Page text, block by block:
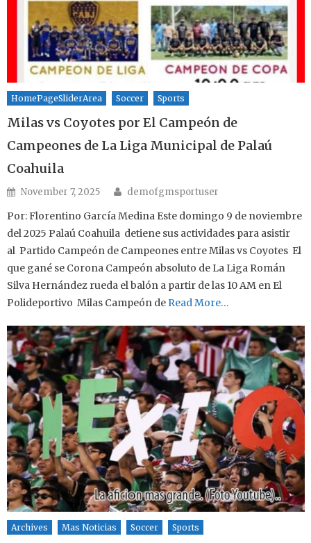
HomePageSliderArea Soccer Sports
Milas vs Coyotes por El Campeón de
Campeones de La Liga Municipal de Palaú
Coahuila
Posted on
November 7, 2025 Author
demofgmsportuser
Por: Florentino García Medina Este domingo 9 de noviembre
del 2025 Palaú Coahuila detiene sus actividades para asistir
al Partido Campeón de Campeones entre Milas vs Coyotes El
que gané se Corona Campeón absoluto de La Liga Román
Silva Hernández rueda el balón a partir de las 10 AM en El
Polideportivo Milas Campeón de Read More…
Archives Mas Noticias Soccer Sports